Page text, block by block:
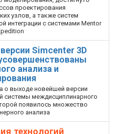
проектирования
узлов, а также систем
интеграции с системами Mentor
Simcenter 3D
анализа и
о выходе новейшей версии
системы междисциплинарного
появилось множество
анализа
технологий